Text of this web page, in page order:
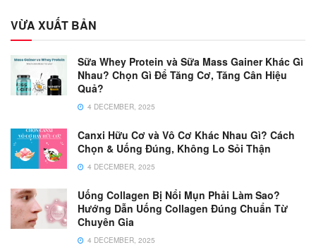
VỪA XUẤT BẢN
Sữa Whey Protein và Sữa Mass Gainer Khác Gì
Nhau? Chọn Gì Để Tăng Cơ, Tăng Cân Hiệu
Quả?
4 DECEMBER, 2025
Canxi Hữu Cơ và Vô Cơ Khác Nhau Gì? Cách
Chọn & Uống Đúng, Không Lo Sỏi Thận
4 DECEMBER, 2025
Uống Collagen Bị Nổi Mụn Phải Làm Sao?
Hướng Dẫn Uống Collagen Đúng Chuẩn Từ
Chuyên Gia
4 DECEMBER, 2025